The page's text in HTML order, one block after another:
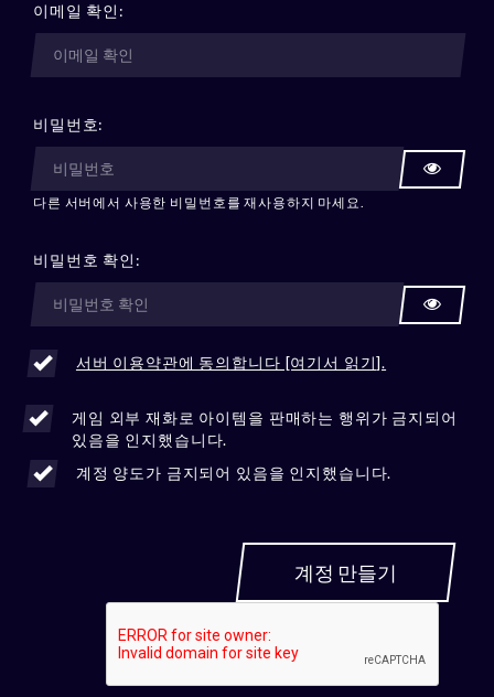
이메일 확인:
비밀번호:
다른 서버에서 사용한 비밀번호를 재사용하지 마세요.
비밀번호 확인:
서버 이용약관에 동의합니다 [여기서 읽기].
게임 외부 재화로 아이템을 판매하는 행위가 금지되어
있음을 인지했습니다.
계정 양도가 금지되어 있음을 인지했습니다.
계정 만들기